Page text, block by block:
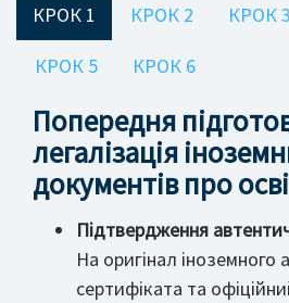
КРОК 1 КРОК 2 КРОК 3
КРОК 5 КРОК 6
Попередня
легалізація
документів про
Підтвердження
На оригінал іноземного
сертифіката та